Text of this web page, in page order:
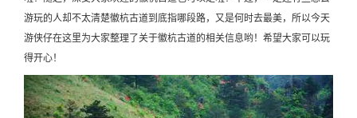
游玩的人却不太清楚徽杭古道到底指哪段路，又是何时去最美，所以今天
游侠仔在这里为大家整理了关于徽杭古道的相关信息哟！希望大家可以玩
得开心！